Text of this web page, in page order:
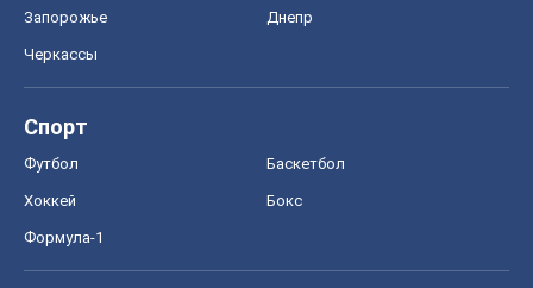
Запорожье Днепр
Черкассы
Спорт
Футбол Баскетбол
Хоккей Бокс
Формула-1